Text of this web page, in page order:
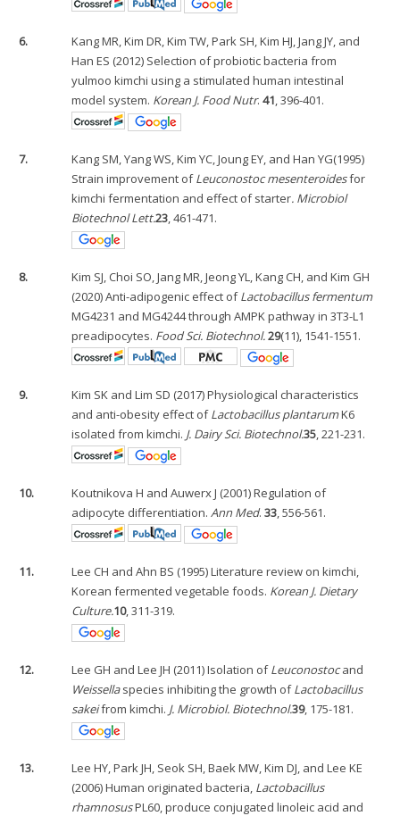
6.
Kang MR, Kim DR, Kim TW, Park SH, Kim HJ, Jang JY, and
Han ES (2012) Selection of probiotic bacteria from
yulmoo kimchi using a stimulated human intestinal
model system. Korean J. Food Nutr.41, 396-401.
7.
Kang SM, Yang WS, Kim YC, Joung EY, and Han YG(1995)
Strain improvement ofLeuconostoc mesenteroidesfor
kimchi fermentation and effect of starter. Microbiol
Biotechnol Lett.23, 461-471.
8.
Kim SJ, Choi SO, Jang MR, Jeong YL, Kang CH, and Kim GH
(2020) Anti-adipogenic effect ofLactobacillus fermentum
MG4231 and MG4244 through AMPK pathway in 3T3-L1
preadipocytes. Food Sci. Biotechnol.29(11), 1541-1551.
9.
Kim SK and Lim SD (2017) Physiological characteristics
and anti-obesity effect ofLactobacillus plantarumK6
isolated from kimchi. J. Dairy Sci. Biotechnol.35, 221-231.
10.
Koutnikova H and Auwerx J (2001) Regulation of
adipocyte differentiation.Ann Med.33, 556-561.
11.
Lee CH and Ahn BS (1995) Literature review on kimchi,
Korean fermented vegetable foods. Korean J. Dietary
Culture.10, 311-319.
12. Lee GH and Lee JH (2011) Isolation ofLeuconostocand
Weissellaspecies inhibiting the growth ofLactobacillus
sakeifrom kimchi. J. Microbiol. Biotechnol.39, 175-181.
13.
Lee HY, Park JH, Seok SH, Baek MW, Kim DJ, and Lee KE
(2006) Human originated bacteria, Lactobacillus
rhamnosusPL60, produce conjugated linoleic acid and